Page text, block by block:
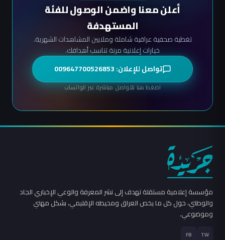
أعلن معنا واضمن الوصول للفئة
المستهدفة
تغطية صحفية عراقية شاملة وملايين المشاهدات الشهرية.
خيارات إعلانية مرنة تناسب أهدافك.
تواصل للإعلان: 009647700526853
اضغط هنا للتواصل مباشرة عبر الواتساب
مؤسسة إعلامية مستقلة تهدف إلى نشر المعرفة والوعي الإخباري الجاد
والوطني، حول كل ما يخص العراق ومحيطه الإقليمي، بشكل مهني
وموضوعي.
TW
FB